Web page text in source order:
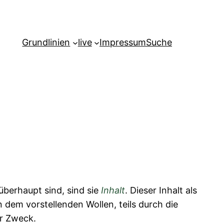
Grundlinien live ImpressumSuche
sind, sind sie Inhalt. Dieser Inhalt als
vorstellenden Wollen, teils durch die
Zweck.